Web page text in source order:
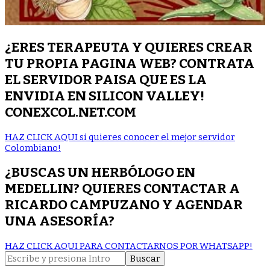
¿ERES TERAPEUTA Y QUIERES CREAR
TU PROPIA PAGINA WEB? CONTRATA
EL SERVIDOR PAISA QUE ES LA
ENVIDIA EN SILICON VALLEY!
CONEXCOL.NET.COM
HAZ CLICK AQUI si quieres conocer el mejor servidor
Colombiano!
¿BUSCAS UN HERBÓLOGO EN
MEDELLIN? QUIERES CONTACTAR A
RICARDO CAMPUZANO Y AGENDAR
UNA ASESORÍA?
HAZ CLICK AQUI PARA CONTACTARNOS POR WHATSAPP!
Buscar: